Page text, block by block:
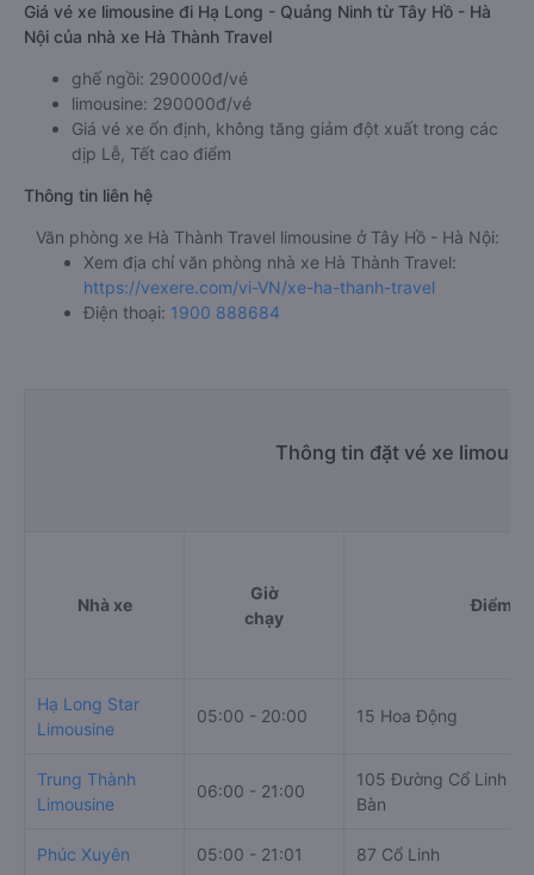
Giá vé xe limousine đi Hạ Long - Quảng Ninh từ Tây Hồ - Hà
Nội của nhà xe Hà Thành Travel
ghế ngồi: 290000đ/vé
limousine: 290000đ/vé
Giá vé xe ổn định, không tăng giảm đột xuất trong các
dịp Lễ, Tết cao điểm
Thông tin liên hệ
Văn phòng xe Hà Thành Travel limousine ở Tây Hồ - Hà Nội:
Xem địa chỉ văn phòng nhà xe Hà Thành Travel:
https://vexere.com/vi-VN/xe-ha-thanh-travel
Điện thoại: 1900 888684
Thông tin đặt vé xe
Nhà xe
Giờ
chạy
Điểm đi
Hạ Long Star
Limousine
05:00 - 20:00 15 Hoa Động
Trung Thành
Limousine
06:00 - 21:00
105 Đường Cổ Linh ,
Bàn
Phúc Xuyên 05:00 - 21:01 87 Cổ Linh